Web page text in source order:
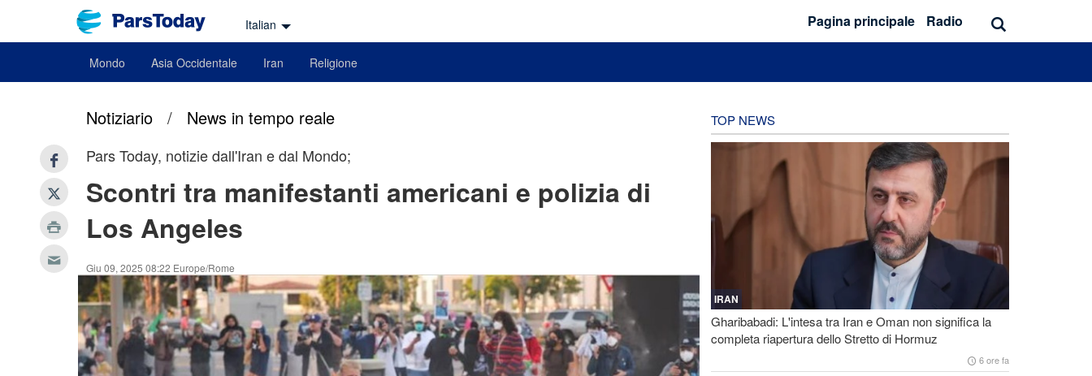
Italian Pagina principale Radio
Mondo Asia Occidentale Iran Religione
Notiziario / News in tempo reale
Pars Today, notizie dall'Iran e dal Mondo;
Scontri tra manifestanti americani e polizia di
Los Angeles
Giu 09, 2025 08:22 Europe/Rome
TOP NEWS
IRAN
Gharibabadi: L'intesa tra Iran e Oman non significa la
completa riapertura dello Stretto di Hormuz
6 ore fa